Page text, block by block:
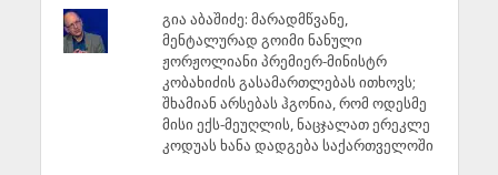
გია აბაშიძე: მარადმწვანე,
მენტალურად გოიმი ნანული
ჟორჟოლიანი პრემიერ-მინისტრ
კობახიძის გასამართლებას ითხოვს;
შხამიან არსებას ჰგონია, რომ ოდესმე
მისი ექს-მეუღლის, ნაცჯალათ ერეკლე
კოდუას ხანა დადგება საქართველოში